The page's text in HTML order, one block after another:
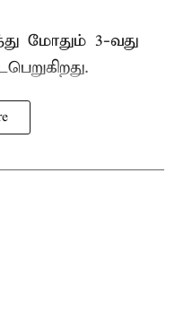
மோதும் 3-வது